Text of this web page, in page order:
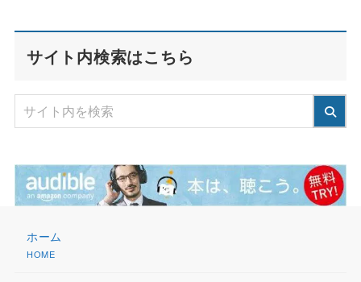
サイト内検索はこちら
ホーム
HOME